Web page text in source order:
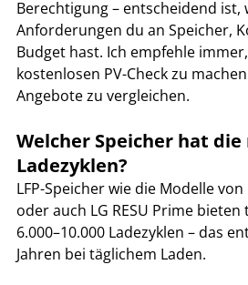
Berechtigung – entscheidend ist,
Anforderungen du an Speicher,
Budget hast. Ich empfehle
kostenlosen PV-Check zu
Angebote zu vergleichen.
Welcher Speicher hat
Ladezyklen?
LFP-Speicher wie die Modelle
oder auch LG RESU Prime
6.000–10.000 Ladezyklen – das
Jahren bei täglichem Laden.